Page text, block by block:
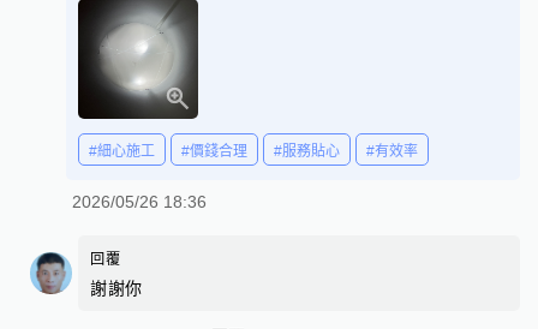
#細心施工 #價錢合理 #服務貼心 #有效率
2026/05/26 18:36
回覆
謝謝你